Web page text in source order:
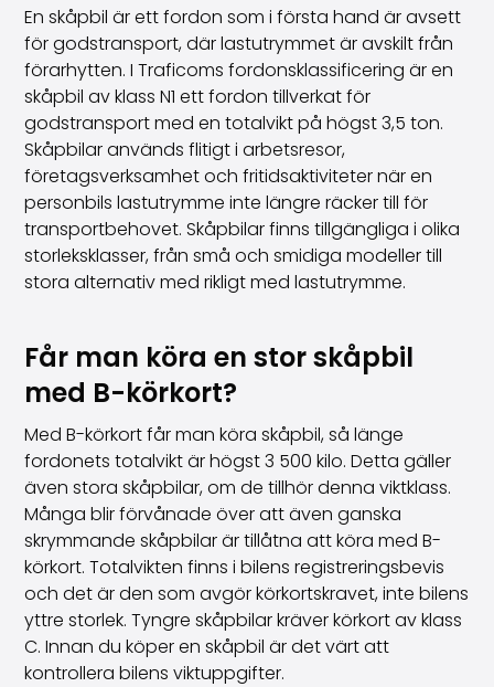
En skåpbil är ett fordon som i första hand är avsett
för godstransport, där lastutrymmet är avskilt från
förarhytten. I Traficoms fordonsklassificering är en
skåpbil av klass N1 ett fordon tillverkat för
godstransport med en totalvikt på högst 3,5 ton.
Skåpbilar används flitigt i arbetsresor,
företagsverksamhet och fritidsaktiviteter när en
personbils lastutrymme inte längre räcker till för
transportbehovet. Skåpbilar finns tillgängliga i olika
storleksklasser, från små och smidiga modeller till
stora alternativ med rikligt med lastutrymme.
Får man köra en stor skåpbil
med B-körkort?
Med B-körkort får man köra skåpbil, så länge
fordonets totalvikt är högst 3 500 kilo. Detta gäller
även stora skåpbilar, om de tillhör denna viktklass.
Många blir förvånade över att även ganska
skrymmande skåpbilar är tillåtna att köra med B-
körkort. Totalvikten finns i bilens registreringsbevis
och det är den som avgör körkortskravet, inte bilens
yttre storlek. Tyngre skåpbilar kräver körkort av klass
C. Innan du köper en skåpbil är det värt att
kontrollera bilens viktuppgifter.